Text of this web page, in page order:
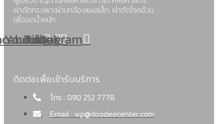
ผ่าตัดกระเพาะผ่านกล้องแผลเล็ก, ผ่าตัดโรคอ้วน
เพื่อลดน้ำหนัก
Youtube
Tiktok
Instagram
ติดต่อเพื่อเข้ารับบริการ
โทร : 090 252 7778
Email : wp@doodeecenter.com